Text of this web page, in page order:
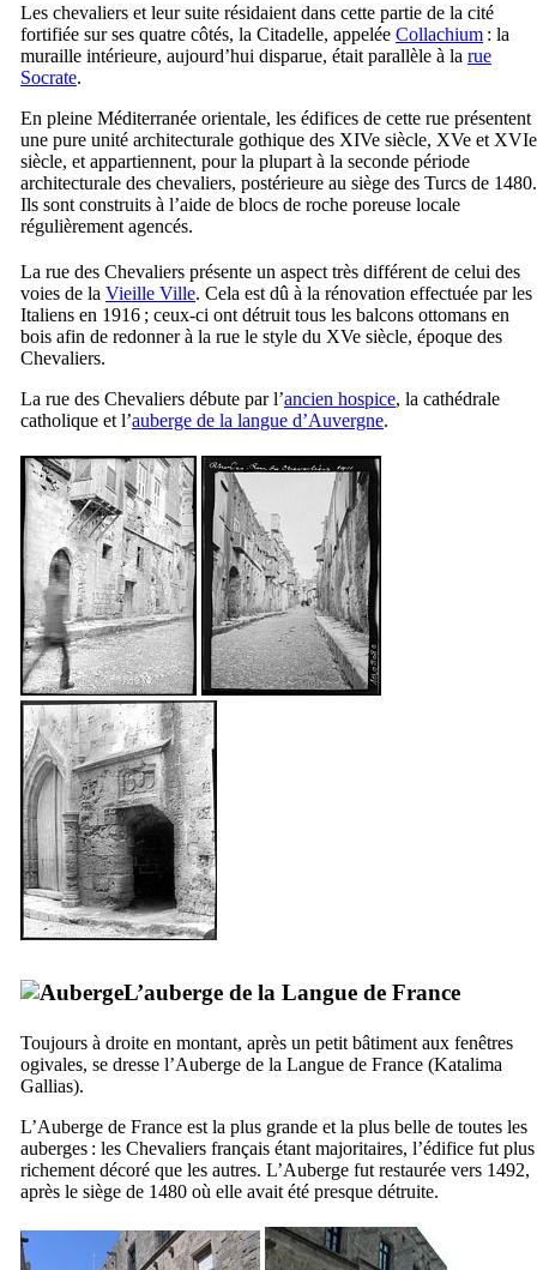
Les chevaliers et leur suite résidaient dans cette partie de la cité
fortifiée sur ses quatre côtés, la Citadelle, appelée Collachium : la
muraille intérieure, aujourd’hui disparue, était parallèle à la rue
Socrate.
En pleine Méditerranée orientale, les édifices de cette rue présentent
une pure unité architecturale gothique des XIVe siècle, XVe et XVIe
siècle, et appartiennent, pour la plupart à la seconde période
architecturale des chevaliers, postérieure au siège des Turcs de 1480.
Ils sont construits à l’aide de blocs de roche poreuse locale
régulièrement agencés.
La rue des Chevaliers présente un aspect très différent de celui des
voies de la Vieille Ville. Cela est dû à la rénovation effectuée par les
Italiens en 1916 ; ceux-ci ont détruit tous les balcons ottomans en
bois afin de redonner à la rue le style du XVe siècle, époque des
Chevaliers.
La rue des Chevaliers débute par l’ancien hospice, la cathédrale
catholique et l’auberge de la langue d’Auvergne.
L’auberge de la Langue de France
Toujours à droite en montant, après un petit bâtiment aux fenêtres
ogivales, se dresse l’Auberge de la Langue de France (Katalima
Gallias).
L’Auberge de France est la plus grande et la plus belle de toutes les
auberges : les Chevaliers français étant majoritaires, l’édifice fut plus
richement décoré que les autres. L’Auberge fut restaurée vers 1492,
après le siège de 1480 où elle avait été presque détruite.